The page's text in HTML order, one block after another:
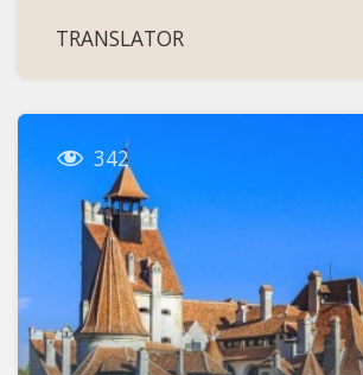
TRANSLATOR
 342